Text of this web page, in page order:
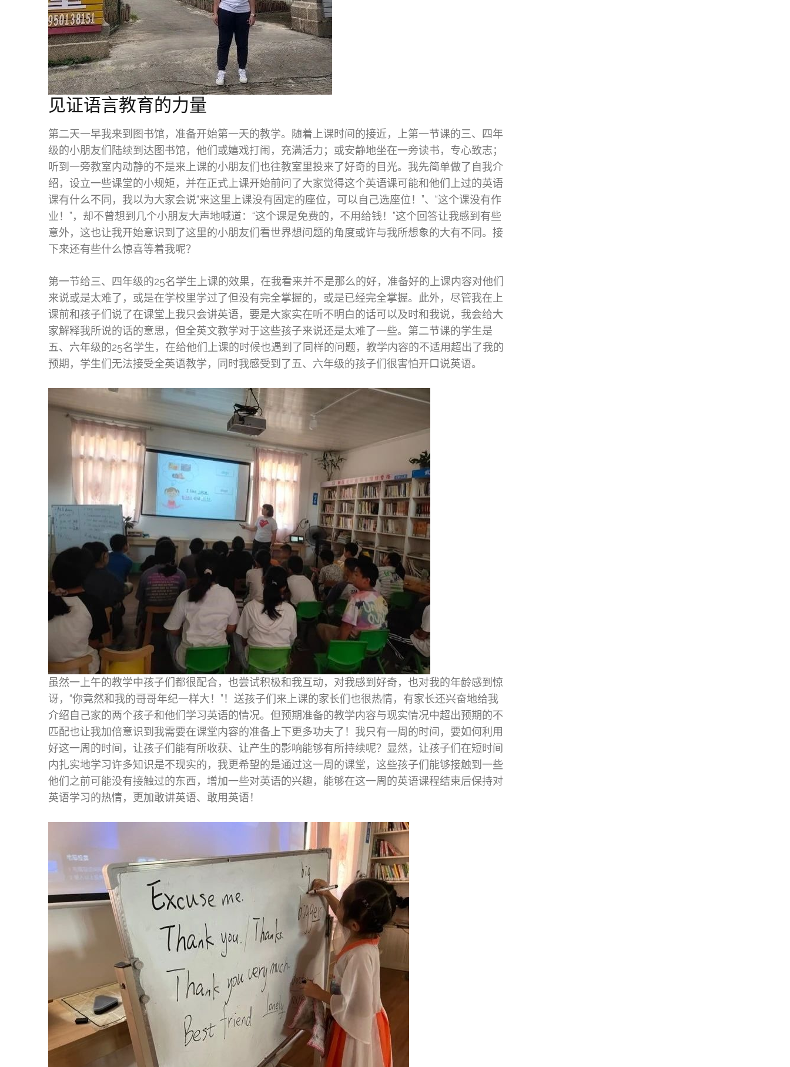
见证语言教育的力量
第二天一早我来到图书馆，准备开始第一天的教学。随着上课时间的接近，上第一节课的三、四年
级的小朋友们陆续到达图书馆，他们或嬉戏打闹，充满活力；或安静地坐在一旁读书，专心致志；
听到一旁教室内动静的不是来上课的小朋友们也往教室里投来了好奇的目光。我先简单做了自我介
绍，设立一些课堂的小规矩，并在正式上课开始前问了大家觉得这个英语课可能和他们上过的英语
课有什么不同，我以为大家会说“来这里上课没有固定的座位，可以自己选座位！”、“这个课没有作
业！”，却不曾想到几个小朋友大声地喊道：“这个课是免费的，不用给钱！”这个回答让我感到有些
意外，这也让我开始意识到了这里的小朋友们看世界想问题的角度或许与我所想象的大有不同。接
下来还有些什么惊喜等着我呢？
第一节给三、四年级的25名学生上课的效果，在我看来并不是那么的好，准备好的上课内容对他们
来说或是太难了，或是在学校里学过了但没有完全掌握的，或是已经完全掌握。此外，尽管我在上
课前和孩子们说了在课堂上我只会讲英语，要是大家实在听不明白的话可以及时和我说，我会给大
家解释我所说的话的意思，但全英文教学对于这些孩子来说还是太难了一些。第二节课的学生是
五、六年级的25名学生，在给他们上课的时候也遇到了同样的问题，教学内容的不适用超出了我的
预期，学生们无法接受全英语教学，同时我感受到了五、六年级的孩子们很害怕开口说英语。
虽然一上午的教学中孩子们都很配合，也尝试积极和我互动，对我感到好奇，也对我的年龄感到惊
讶，“你竟然和我的哥哥年纪一样大！”！送孩子们来上课的家长们也很热情，有家长还兴奋地给我
介绍自己家的两个孩子和他们学习英语的情况。但预期准备的教学内容与现实情况中超出预期的不
匹配也让我加倍意识到我需要在课堂内容的准备上下更多功夫了！我只有一周的时间，要如何利用
好这一周的时间，让孩子们能有所收获、让产生的影响能够有所持续呢？显然，让孩子们在短时间
内扎实地学习许多知识是不现实的，我更希望的是通过这一周的课堂，这些孩子们能够接触到一些
他们之前可能没有接触过的东西，增加一些对英语的兴趣，能够在这一周的英语课程结束后保持对
英语学习的热情，更加敢讲英语、敢用英语！